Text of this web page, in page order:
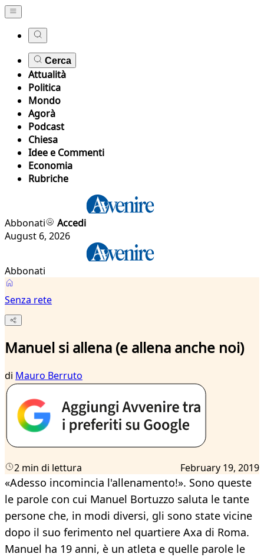
Cerca
Attualità
Politica
Mondo
Agorà
Podcast
Chiesa
Idee e Commenti
Economia
Rubriche
Abbonati
Accedi
August 6, 2026
Abbonati
Senza rete
Manuel si allena (e allena anche noi)
di Mauro Berruto
2 min di lettura February 19, 2019
«Adesso incomincia l'allenamento!». Sono queste
le parole con cui Manuel Bortuzzo saluta le tante
persone che, in modi diversi, gli sono state vicine
dopo il suo ferimento nel quartiere Axa di Roma.
Manuel ha 19 anni, è un atleta e quelle parole le